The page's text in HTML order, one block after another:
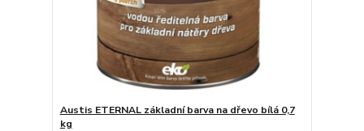
Austis ETERNAL základní barva na dřevo bílá 0,7
kg